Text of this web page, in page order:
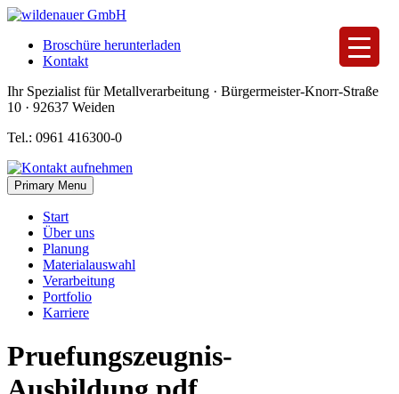
Skip
contentBroschüre herunterladen
Kontakt
Ihr Spezialist für Metallverarbeitung · Bürgermeister-Knorr-Straße
10 · 92637 Weiden
Tel.: 0961 416300-0
Primary Menu
Start
Über uns
Planung
Materialauswahl
Verarbeitung
Portfolio
Karriere
Pruefungszeugnis-